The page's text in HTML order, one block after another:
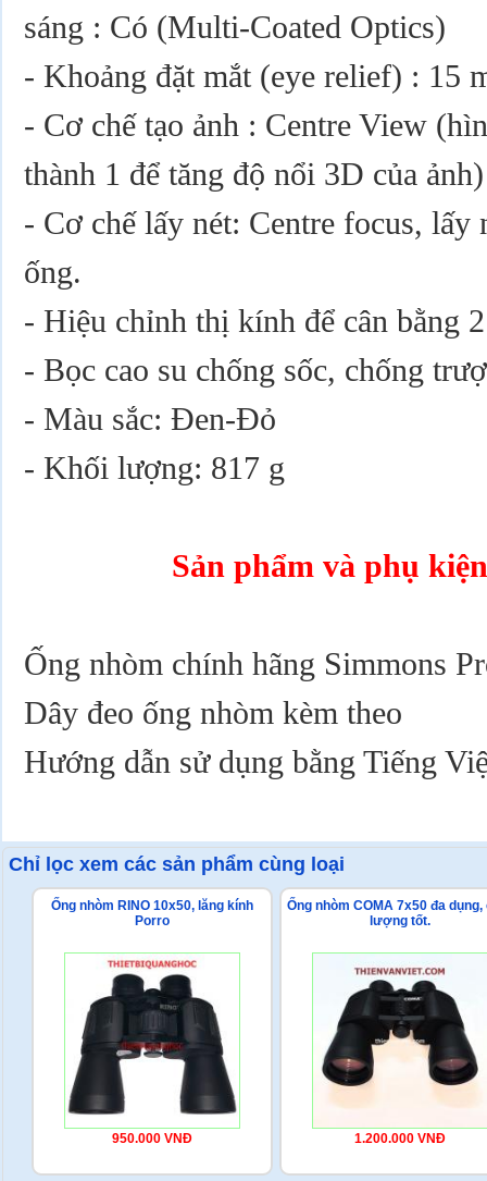
sáng : Có (Multi-Coated Optics)
- Khoảng đặt mắt (eye relief) : 15
- Cơ chế tạo ảnh : Centre View
thành 1 để tăng độ nổi 3D của ảnh)
- Cơ chế lấy nét: Centre focus, lấy
ống.
- Hiệu chỉnh thị kính để cân bằng
- Bọc cao su chống sốc, chống
- Màu sắc: Đen-Đỏ
- Khối lượng: 817 g
Sản phẩm và phụ
Ống nhòm chính hãng Simmons
Dây đeo ống nhòm kèm theo
Hướng dẫn sử dụng bằng Tiếng
Chỉ lọc xem các sản phẩm cùng loại
Ống nhòm RINO 10x50, lăng kính
Porro
950.000 VNĐ
Ống nhòm COMA 7x50 đa dụng,
lượng tốt.
1.200.000 VNĐ